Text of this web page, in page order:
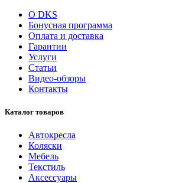
О DKS
Бонусная программа
Оплата и доставка
Гарантии
Услуги
Статьи
Видео-обзоры
Контакты
Каталог товаров
Автокресла
Коляски
Мебель
Текстиль
Аксессуары